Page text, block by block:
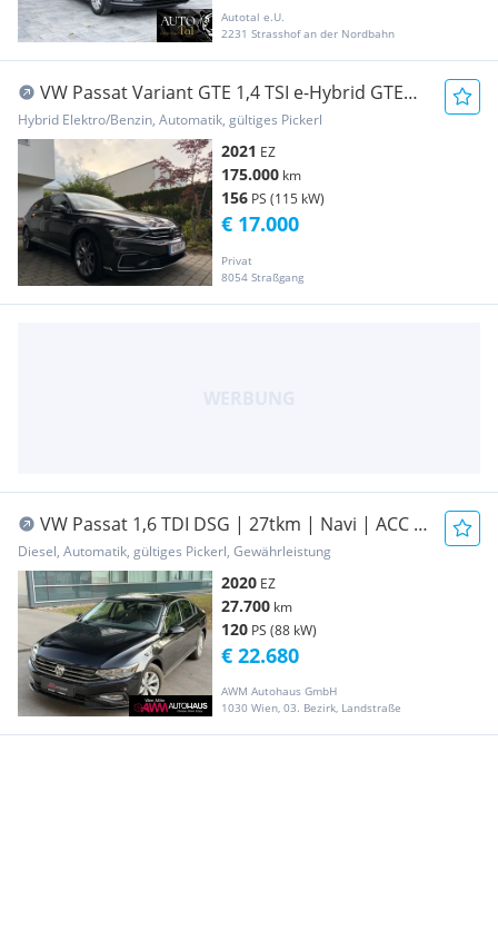
Autotal e.U.
2231 Strasshof an der Nordbahn
VW Passat Variant GTE 1,4 TSI e-Hybrid GTE
DSG
Hybrid Elektro/Benzin, Automatik, gültiges Pickerl
2021 EZ
175.000 km
156 PS (115 kW)
Privat
8054 Straßgang
€ 17.000
VW Passat 1,6 TDI DSG | 27tkm | Navi | ACC |
LED
Diesel, Automatik, gültiges Pickerl, Gewährleistung
2020 EZ
27.700 km
120 PS (88 kW)
AWM Autohaus GmbH
1030 Wien, 03. Bezirk, Landstraße
€ 22.680